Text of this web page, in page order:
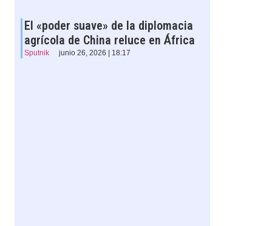
El «poder suave» de la diplomacia
agrícola de China reluce en África
Sputnik junio 26, 2026 | 18:17